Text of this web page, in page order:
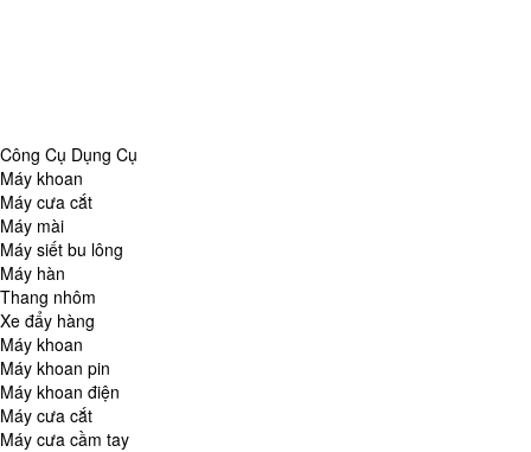
Công Cụ Dụng Cụ
Máy khoan
Máy cưa cắt
Máy mài
Máy siết bu lông
Máy hàn
Thang nhôm
Xe đẩy hàng
Máy khoan
Máy khoan pin
Máy khoan điện
Máy cưa cắt
Máy cưa cầm tay